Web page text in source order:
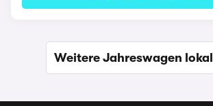
Weitere Jahreswagen